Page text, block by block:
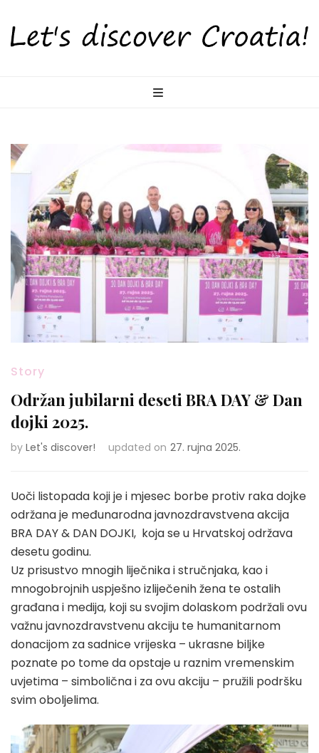
Story
Održan jubilarni deseti BRA DAY & Dan
dojki 2025.
by Let's discover! updated on 27. rujna 2025.
Uoči listopada koji je i mjesec borbe protiv raka dojke
održana je međunarodna javnozdravstvena akcija
BRA DAY & DAN DOJKI, koja se u Hrvatskoj održava
desetu godinu.
Uz prisustvo mnogih liječnika i stručnjaka, kao i
mnogobrojnih uspješno izliječenih žena te ostalih
građana i medija, koji su svojim dolaskom podržali ovu
važnu javnozdravstvenu akciju te humanitarnom
donacijom za sadnice vrijeska – ukrasne biljke
poznate po tome da opstaje u raznim vremenskim
uvjetima – simbolična i za ovu akciju – pružili podršku
svim oboljelima.